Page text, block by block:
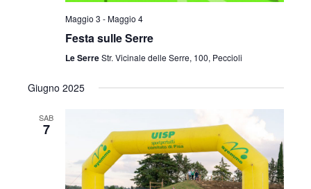
Maggio 3 -Maggio 4
Festa sulle Serre
Le SerreStr. Vicinale delle Serre, 100, Peccioli
Giugno 2025
SAB
7